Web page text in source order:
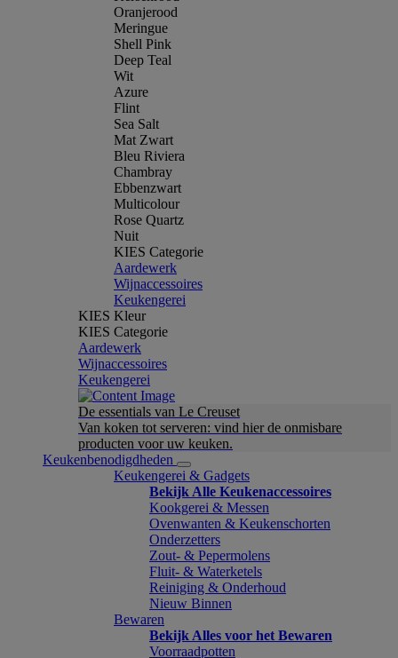
Oranjerood
Meringue
Shell Pink
Deep Teal
Wit
Azure
Flint
Sea Salt
Mat Zwart
Bleu Riviera
Chambray
Ebbenzwart
Multicolour
Rose Quartz
Nuit
KIES Categorie
Aardewerk
Wijnaccessoires
Keukengerei
KIES Kleur
KIES Categorie
Aardewerk
Wijnaccessoires
Keukengerei
De essentials van Le Creuset
Van koken tot serveren: vind hier de onmisbare
producten voor uw keuken.
Keukenbenodigdheden
Keukengerei & Gadgets
Bekijk Alle Keukenaccessoires
Kookgerei & Messen
Ovenwanten & Keukenschorten
Onderzetters
Zout- & Pepermolens
Fluit- & Waterketels
Reiniging & Onderhoud
Nieuw Binnen
Bewaren
Bekijk Alles voor het Bewaren
Voorraadpotten